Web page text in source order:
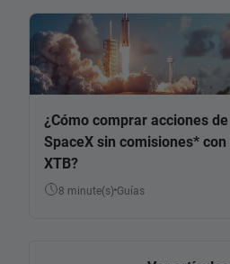
¿Cómo comprar acciones de
SpaceX sin comisiones* con
XTB?
8 minute(s) Guías